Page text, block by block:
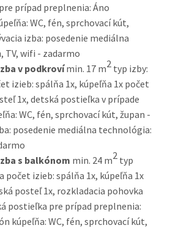
prípad preplnenia: Áno
WC, fén, sprchovací kút,
izba: posedenie mediálna
wifi - zadarmo
v podkrovímin. 17 m2 typ izby:
izieb: spálňa 1x, kúpeľňa 1x počet
1x, detská postieľka v prípade
WC, fén, sprchovací kút, župan -
posedenie mediálna technológia:
s balkónom min. 24 m2 typ
počet izieb: spálňa 1x, kúpeľňa 1x
posteľ 1x, rozkladacia pohovka
postieľka pre prípad preplnenia:
kúpeľňa: WC, fén, sprchovací kút,